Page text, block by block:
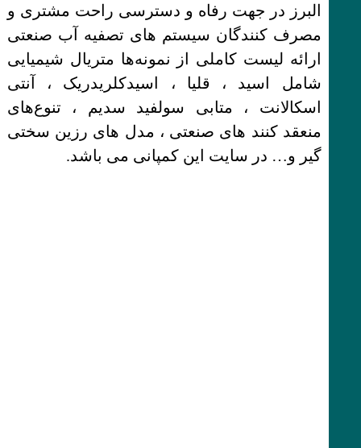
البرز در جهت رفاه و دسترسی راحت مشتری و
مصرف کنندگان سیستم های تصفیه آب صنعتی
ارائه لیست کاملی از نمونه‌ها متریال شیمیایی
شامل اسید ، قلیا ، اسیدکلریدریک ، آنتی
اسکالانت ، متابی سولفید سدیم ، تنوع‌های
منعقد کنند های صنعتی ، مدل های رزین سختی
گیر و… در سایت این کمپانی می باشد.